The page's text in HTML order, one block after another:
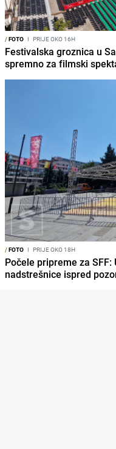
/FOTO I PRIJE OKO 16H
Festivalska groznica u
spremno za filmski
/FOTO I PRIJE OKO 18H
Počele pripreme za
nadstrešnice ispred